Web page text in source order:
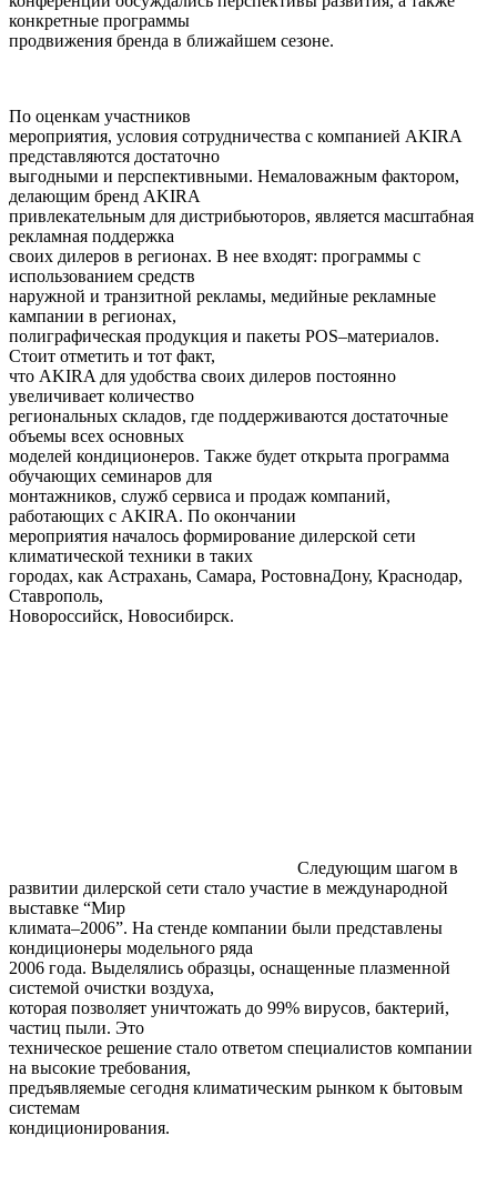
конкретные программы
продвижения бренда в ближайшем сезоне.
По оценкам участников
мероприятия, условия сотрудничества с компанией AKIRA
представляются достаточно
выгодными и перспективными. Немаловажным фактором,
делающим бренд AKIRA
привлекательным для дистрибьюторов, является масштабная
рекламная поддержка
своих дилеров в регионах. В нее входят: программы с
использованием средств
наружной и транзитной рекламы, медийные рекламные
кампании в регионах,
полиграфическая продукция и пакеты POS–материалов.
Стоит отметить и тот факт,
что AKIRAдля удобства своих дилеров постоянно
увеличивает количество
региональных складов, где поддерживаются достаточные
объемы всех основных
моделей кондиционеров. Также будет открыта программа
обучающих семинаров для
монтажников, служб сервиса и продаж компаний,
работающих с AKIRA. По окончании
мероприятия началось формирование дилерской сети
климатической техники в таких
городах, как Астрахань, Самара, Ростов­на­Дону, Краснодар,
Ставрополь,
Новороссийск, Новосибирск.
Следующим шагом в
развитии дилерской сети стало участие в международной
выставке “Мир
климата–2006”. На стенде компании были представлены
кондиционеры модельного ряда
2006 года. Выделялись образцы, оснащенные плазменной
системой очистки воздуха,
которая позволяет уничтожать до 99% вирусов, бактерий,
частиц пыли. Это
техническое решение стало ответом специалистов компании
на высокие требования,
предъявляемые сегодня климатическим рынком к бытовым
системам
кондиционирования.